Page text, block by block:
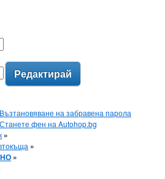
Редактирай
Възтановяване на забравена парола
Станете фен на Autohop.bg
»
»
»